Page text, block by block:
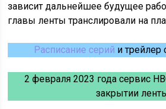
зависит дальнейшее будущее
главы ленты транслировали на
Расписание серий и трейлер
2 февраля 2023 года сервис
закрытии